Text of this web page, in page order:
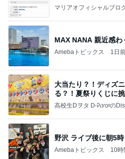
マリアオフィシャルブロ
MAX NANA 親近感わ
Amebaトピックス 1日
大当たり？！ディズ
る？！夏祭りくじに
野沢 ライブ後に朝5
Amebaトピックス 10時